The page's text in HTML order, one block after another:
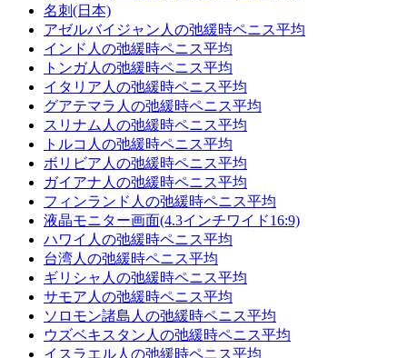
名刺(日本)
アゼルバイジャン人の弛緩時ペニス平均
インド人の弛緩時ペニス平均
トンガ人の弛緩時ペニス平均
イタリア人の弛緩時ペニス平均
グアテマラ人の弛緩時ペニス平均
スリナム人の弛緩時ペニス平均
トルコ人の弛緩時ペニス平均
ボリビア人の弛緩時ペニス平均
ガイアナ人の弛緩時ペニス平均
フィンランド人の弛緩時ペニス平均
液晶モニター画面(4.3インチワイド16:9)
ハワイ人の弛緩時ペニス平均
台湾人の弛緩時ペニス平均
ギリシャ人の弛緩時ペニス平均
サモア人の弛緩時ペニス平均
ソロモン諸島人の弛緩時ペニス平均
ウズベキスタン人の弛緩時ペニス平均
イスラエル人の弛緩時ペニス平均